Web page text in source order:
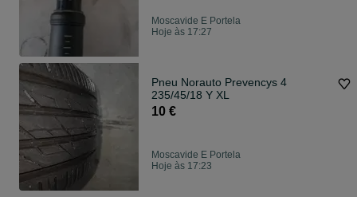
Moscavide E Portela
Hoje às 17:27
Pneu Norauto Prevencys 4
235/45/18 Y XL
10 €
Moscavide E Portela
Hoje às 17:23